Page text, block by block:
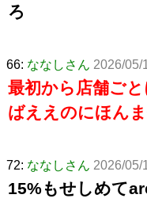
ろ
66: ななしさん 2026/05/
最初から店舗ご
ばええのにほん
72: ななしさん 2026/05/
15%もせしめて